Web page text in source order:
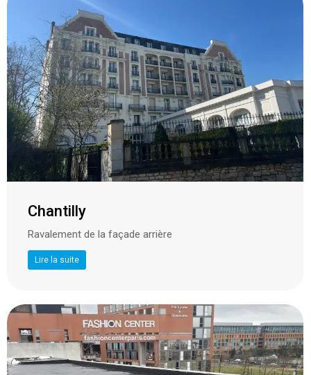
Chantilly
Ravalement de la façade arrière
Lire la suite